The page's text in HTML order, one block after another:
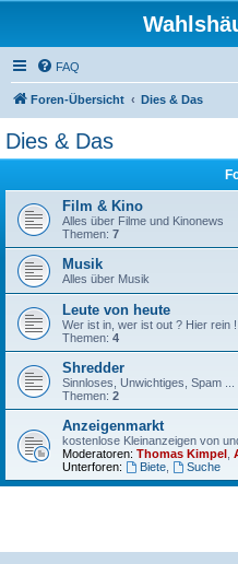
FAQ
Foren-Übersicht Dies & Das
Dies & Das
Film & Kino
Alles über Filme und Kinonews
Themen: 7
Musik
Alles über Musik
Leute von heute
Wer ist in, wer ist out ? Hier rein !
Themen: 4
Shredder
Sinnloses, Unwichtiges, Spam ...
Themen: 2
Anzeigenmarkt
kostenlose Kleinanzeigen von
Moderatoren: Thomas Kimpel
Unterforen:
Biete, Suche